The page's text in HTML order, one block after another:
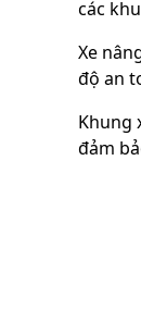
các
Xe
độ an
Khung
đảm